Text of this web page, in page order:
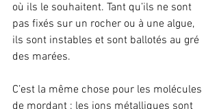
où ils le souhaitent. Tant qu’ils ne sont
pas fixés sur un rocher ou à une algue,
ils sont instables et sont ballotés au gré
des marées.
C’est la même chose pour les molécules